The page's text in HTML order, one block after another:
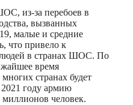
из-за перебоев в
вызванных
малые и средние
что привело к
в странах ШОС. По
время
странах будет
2021 году армию
человек.